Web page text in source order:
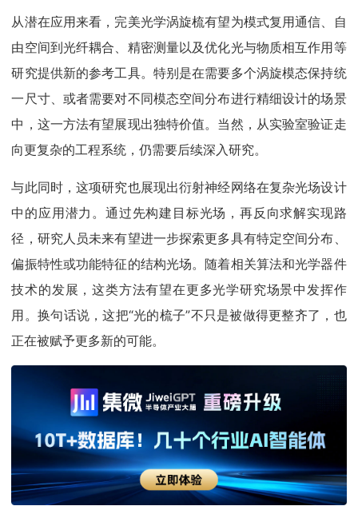
从潜在应用来看，完美光学涡旋梳有望为模式复用通信、自
由空间到光纤耦合、精密测量以及优化光与物质相互作用等
研究提供新的参考工具。特别是在需要多个涡旋模态保持统
一尺寸、或者需要对不同模态空间分布进行精细设计的场景
中，这一方法有望展现出独特价值。当然，从实验室验证走
向更复杂的工程系统，仍需要后续深入研究。
与此同时，这项研究也展现出衍射神经网络在复杂光场设计
中的应用潜力。通过先构建目标光场，再反向求解实现路
径，研究人员未来有望进一步探索更多具有特定空间分布、
偏振特性或功能特征的结构光场。随着相关算法和光学器件
技术的发展，这类方法有望在更多光学研究场景中发挥作
用。换句话说，这把“光的梳子”不只是被做得更整齐了，也
正在被赋予更多新的可能。